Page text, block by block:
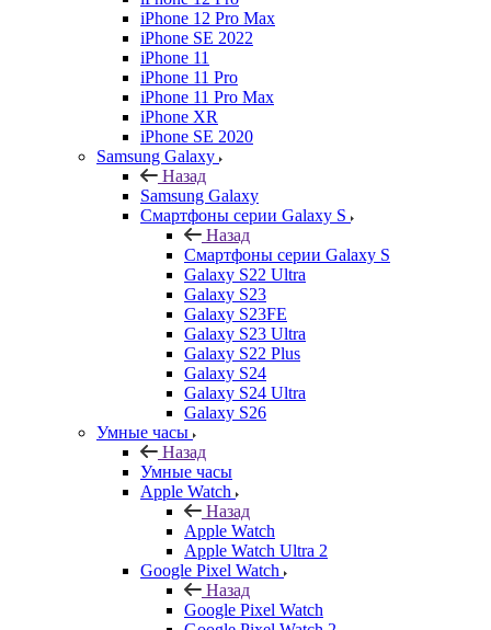
iPhone 12 Pro Max
iPhone SE 2022
iPhone 11
iPhone 11 Pro
iPhone 11 Pro Max
iPhone XR
iPhone SE 2020
Samsung Galaxy
Назад
Samsung Galaxy
Смартфоны серии Galaxy S
Назад
Смартфоны серии Galaxy S
Galaxy S22 Ultra
Galaxy S23
Galaxy S23FE
Galaxy S23 Ultra
Galaxy S22 Plus
Galaxy S24
Galaxy S24 Ultra
Galaxy S26
Умные часы
Назад
Умные часы
Apple Watch
Назад
Apple Watch
Apple Watch Ultra 2
Google Pixel Watch
Назад
Google Pixel Watch